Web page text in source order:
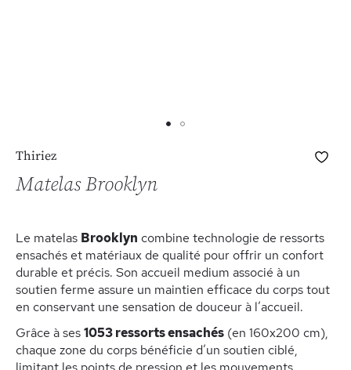
beginning
images
gallery
Thiriez
Matelas Brooklyn
Le matelas Brooklyn combine technologie de ressorts
ensachés et matériaux de qualité pour offrir un confort
durable et précis. Son accueil medium associé à un
soutien ferme assure un maintien efficace du corps tout
en conservant une sensation de douceur à l’accueil.
Grâce à ses1053 ressorts ensachés (en 160x200 cm),
chaque zone du corps bénéficie d’un soutien ciblé,